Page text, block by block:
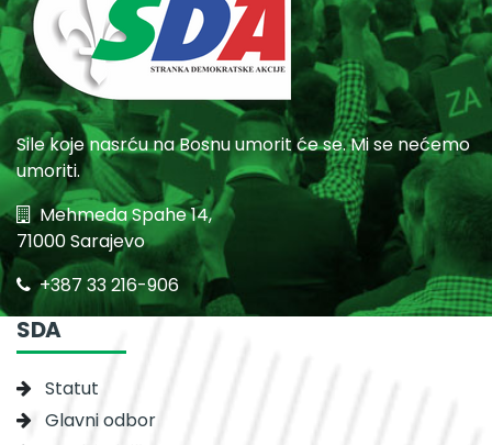
Sile koje nasrću na Bosnu umorit će se. Mi se nećemo
umoriti.
Mehmeda Spahe 14,
71000 Sarajevo
+387 33 216-906
SDA
Statut
Glavni odbor